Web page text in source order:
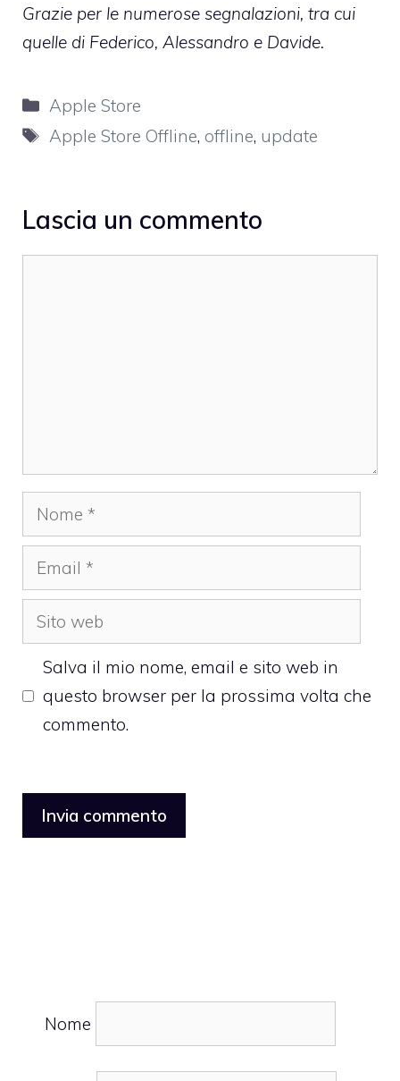
Grazie per le numerose segnalazioni, tra cui
quelle di Federico, Alessandro e Davide.
Categorie
Apple Store
Tag
Apple Store Offline, offline, update
Lascia un commento
Nome
Email
Sito
web
Salva il mio nome, email e sito web in
questo browser per la prossima volta che
commento.
Nome